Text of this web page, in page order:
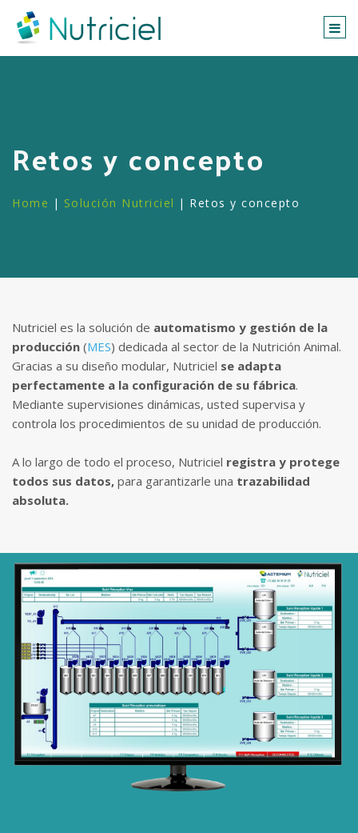
Retos y concepto
Home | Solución Nutriciel | Retos y concepto
Nutriciel es la solución de automatismo y gestión de la
producción (MES) dedicada al sector de la Nutrición Animal.
Gracias a su diseño modular, Nutriciel se adapta
perfectamente a la configuración de su fábrica.
Mediante supervisiones dinámicas, usted supervisa y
controla los procedimientos de su unidad de producción.
A lo largo de todo el proceso, Nutriciel registra y protege
todos sus datos, para garantizarle una trazabilidad
absoluta.